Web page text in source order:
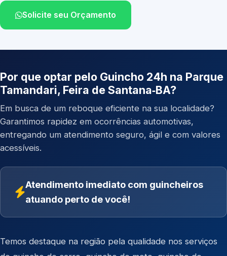
Solicite seu Orçamento
Por que optar pelo Guincho 24h na Parque
Tamandari, Feira de Santana‑BA?
Em busca de um reboque eficiente na sua localidade?
Garantimos rapidez em ocorrências automotivas,
entregando um atendimento seguro, ágil e com valores
acessíveis.
Atendimento imediato com guincheiros
atuando perto de você!
Temos destaque na região pela qualidade nos serviços